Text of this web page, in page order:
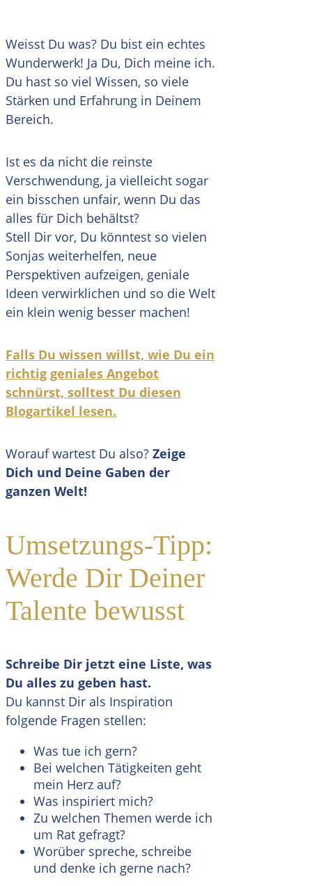
Weisst Du was? Du bist ein echtes
Wunderwerk! Ja Du, Dich meine ich.
Du hast so viel Wissen, so viele
Stärken und Erfahrung in Deinem
Bereich.
Ist es da nicht die reinste
Verschwendung, ja vielleicht sogar
ein bisschen unfair, wenn Du das
alles für Dich behältst?
Stell Dir vor, Du könntest so vielen
Sonjas weiterhelfen, neue
Perspektiven aufzeigen, geniale
Ideen verwirklichen und so die Welt
ein klein wenig besser machen!
Falls Du wissen willst, wie Du ein
richtig geniales Angebot
schnürst, solltest Du diesen
Blogartikel lesen.
Worauf wartest Du also? Zeige
Dich und Deine Gaben der
ganzen Welt!
Umsetzungs-Tipp:
Werde Dir Deiner
Talente bewusst
Schreibe Dir jetzt eine Liste, was
Du alles zu geben hast.
Du kannst Dir als Inspiration
folgende Fragen stellen:
Was tue ich gern?
Bei welchen Tätigkeiten geht
mein Herz auf?
Was inspiriert mich?
Zu welchen Themen werde ich
um Rat gefragt?
Worüber spreche, schreibe
und denke ich gerne nach?